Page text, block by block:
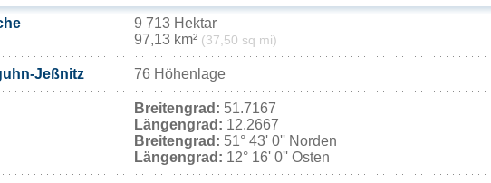
9 713 Hektar
97,13 km² (37,50 sq mi)
Jeßnitz 76 Höhenlage
Breitengrad: 51.7167
Längengrad: 12.2667
Breitengrad: 51° 43' 0'' Norden
Längengrad: 12° 16' 0'' Osten